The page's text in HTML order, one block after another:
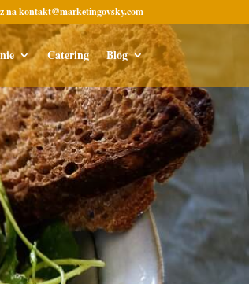
na kontakt@marketingovsky.com
Catering Blog